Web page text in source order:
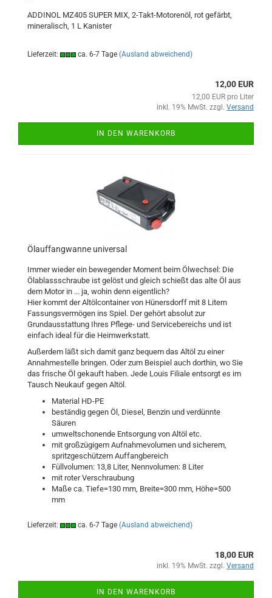
ADDINOL MZ405 SUPER MIX, 2-Takt-Motorenöl, rot gefärbt,
mineralisch, 1 L Kanister
Lieferzeit: ca. 6-7 Tage (Ausland abweichend)
12,00 EUR
12,00 EUR pro Liter
inkl. 19% MwSt. zzgl. Versand
IN DEN WARENKORB
Ölauffangwanne universal
Immer wieder ein bewegender Moment beim Ölwechsel: Die
Ölablassschraube ist gelöst und gleich schießt das alte Öl aus
dem Motor in ... ja, wohin denn eigentlich?
Hier kommt der Altölcontainer von Hünersdorff mit 8 Litern
Fassungsvermögen ins Spiel. Der gehört absolut zur
Grundausstattung Ihres Pflege- und Servicebereichs und ist
einfach ideal für die Heimwerkstatt.
Außerdem läßt sich damit ganz bequem das Altöl zu einer
Annahmestelle bringen. Oder zum Beispiel auch dorthin, wo Sie
das frische Öl gekauft haben. Jede Louis Filiale entsorgt es im
Tausch Neukauf gegen Altöl.
Material HD-PE
beständig gegen Öl, Diesel, Benzin und verdünnte
Säuren
umweltschonende Entsorgung von Altöl etc.
mit großzügigem Aufnahmevolumen und sicherem,
spritzgeschützem Auffangbereich
Füllvolumen: 13,8 Liter, Nennvolumen: 8 Liter
mit roter Verschraubung
Maße ca. Tiefe=130 mm, Breite=300 mm, Höhe=500
mm
Lieferzeit: ca. 6-7 Tage (Ausland abweichend)
18,00 EUR
inkl. 19% MwSt. zzgl. Versand
IN DEN WARENKORB